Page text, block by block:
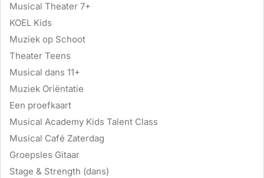
Musical Theater 7+
KOEL Kids
Muziek op Schoot
Theater Teens
Musical dans 11+
Muziek Oriëntatie
Een proefkaart
Musical Academy Kids Talent Class
Musical Café Zaterdag
Groepsles Gitaar
Stage & Strength (dans)